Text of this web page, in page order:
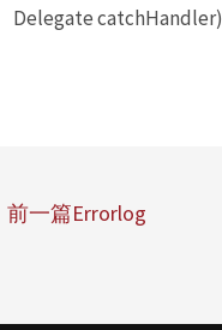
Delegate catchHandler)
前一篇Errorlog